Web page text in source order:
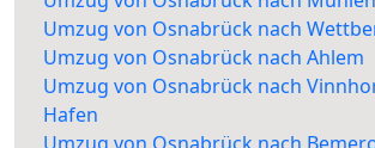
Umzug von Osnabrück nach
Umzug von Osnabrück nach Ahlem
Umzug von Osnabrück nach
Hafen